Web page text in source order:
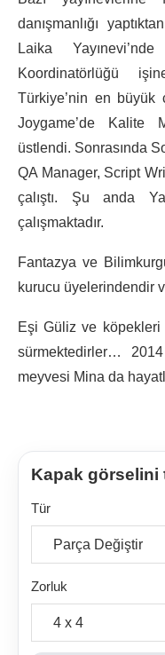
danışmanlığı
Laika
Koordinatörlüğü
Türkiye’nin en büyük
Joygame’de Kalite
üstlendi. Sonrasında
QA Manager, Script
çalıştı. Şu anda
çalışmaktadır.
Fantazya ve
kurucu üyelerindendir
Eşi Güliz ve
sürmektedirler… 2014
meyvesi Mina da
Kapak görselini
Tür
Zorluk